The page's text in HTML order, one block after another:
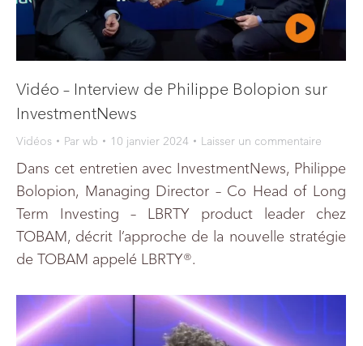
Vidéo – Interview de Philippe Bolopion sur
InvestmentNews
Vidéos Par wb 10 janvier 2024 Laisser un commentaire
Dans cet entretien avec InvestmentNews, Philippe
Bolopion, Managing Director – Co Head of Long
Term Investing – LBRTY product leader chez
TOBAM, décrit l’approche de la nouvelle stratégie
de TOBAM appelé LBRTY®.